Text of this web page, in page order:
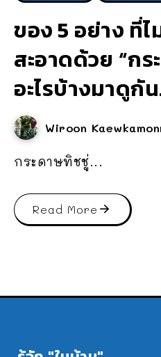
ของ 5 อย่าง ที่
สะอาดด้วย “ก
อะไรบ้างมาดูกั
Wiroon
กระดาษทิชชู่...
Read More